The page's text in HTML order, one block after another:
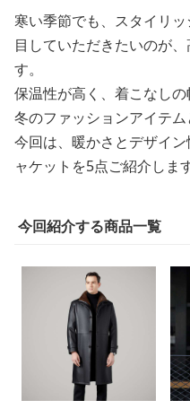
寒い季節でも、スタイリ
目していただきたいのが
す。
保温性が高く、着こなしの
冬のファッションアイテム
今回は、暖かさとデザイ
ャケットを5点ご紹介します
今回紹介する商品一覧